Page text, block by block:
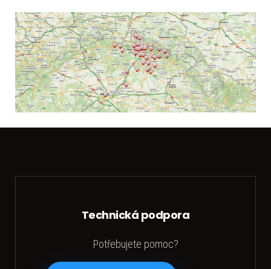
Technická podpora
Potřebujete pomoc?